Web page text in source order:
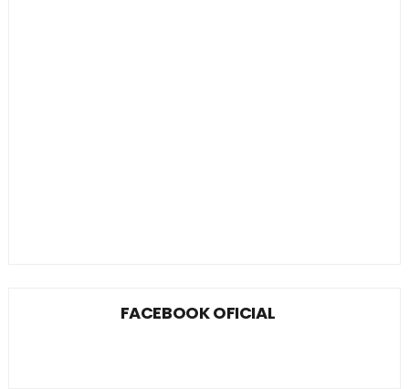
FACEBOOK OFICIAL